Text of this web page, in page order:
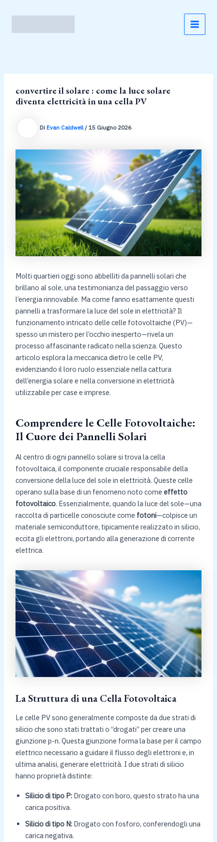
convertire il solare : come la luce solare
diventa elettricità in una cella PV
Di Evan Caldwell / 15 Giugno 2026
Molti quartieri oggi sono abbelliti da pannelli solari che
brillano al sole, una testimonianza del passaggio verso
l’energia rinnovabile. Ma come fanno esattamente questi
pannelli a trasformare la luce del sole in elettricità? Il
funzionamento intricato delle celle fotovoltaiche (PV)—
spesso un mistero per l’occhio inesperto—rivela un
processo affascinante radicato nella scienza. Questo
articolo esplora la meccanica dietro le celle PV,
evidenziando il loro ruolo essenziale nella cattura
dell’energia solare e nella conversione in elettricità
utilizzabile per case e imprese.
Comprendere le Celle Fotovoltaiche:
Il Cuore dei Pannelli Solari
Al centro di ogni pannello solare si trova la cella
fotovoltaica, il componente cruciale responsabile della
conversione della luce del sole in elettricità. Queste celle
operano sulla base di un fenomeno noto come effetto
fotovoltaico. Essenzialmente, quando la luce del sole—una
raccolta di particelle conosciute come fotoni—colpisce un
materiale semiconduttore, tipicamente realizzato in silicio,
eccita gli elettroni, portando alla generazione di corrente
elettrica.
La Struttura di una Cella Fotovoltaica
Le celle PV sono generalmente composte da due strati di
silicio che sono stati trattati o “drogati” per creare una
giunzione p-n. Questa giunzione forma la base per il campo
elettrico necessario a guidare il flusso degli elettroni e, in
ultima analisi, generare elettricità. I due strati di silicio
hanno proprietà distinte:
Silicio di tipo P:Drogato con boro, questo strato ha una
carica positiva.
Silicio di tipo N:Drogato con fosforo, conferendogli una
carica negativa.